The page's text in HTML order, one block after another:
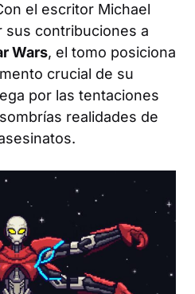
el escritor Michael
sus contribuciones a
Wars, el tomo posiciona
crucial de su
por las tentaciones
realidades de